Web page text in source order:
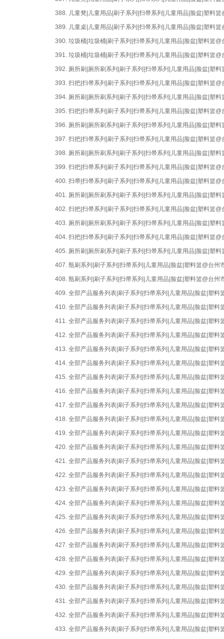
388. 儿童凳|儿童用品|刷子系列|扫帚系列|儿童用品|脸盆|塑料
389. 儿童桌|儿童用品|刷子系列|扫帚系列|儿童用品|脸盆|塑料
390. 垃圾桶|垃圾桶|刷子系列|扫帚系列|儿童用品|脸盆|塑料篮
391. 垃圾桶|垃圾桶|刷子系列|扫帚系列|儿童用品|脸盆|塑料篮
392. 厕所刷|厕所刷系列|刷子系列|扫帚系列|儿童用品|脸盆|塑
393. 扫把|扫帚系列|刷子系列|扫帚系列|儿童用品|脸盆|塑料篮
394. 厕所刷|厕所刷系列|刷子系列|扫帚系列|儿童用品|脸盆|塑
395. 扫把|扫帚系列|刷子系列|扫帚系列|儿童用品|脸盆|塑料篮
396. 厕所刷|厕所刷系列|刷子系列|扫帚系列|儿童用品|脸盆|塑
397. 扫把|扫帚系列|刷子系列|扫帚系列|儿童用品|脸盆|塑料篮
398. 厕所刷|厕所刷系列|刷子系列|扫帚系列|儿童用品|脸盆|塑
399. 扫把|扫帚系列|刷子系列|扫帚系列|儿童用品|脸盆|塑料篮
400. 扫帚|扫帚系列|刷子系列|扫帚系列|儿童用品|脸盆|塑料篮
401. 厕所刷|厕所刷系列|刷子系列|扫帚系列|儿童用品|脸盆|塑
402. 扫把|扫帚系列|刷子系列|扫帚系列|儿童用品|脸盆|塑料篮
403. 厕所刷|厕所刷系列|刷子系列|扫帚系列|儿童用品|脸盆|塑
404. 扫把|扫帚系列|刷子系列|扫帚系列|儿童用品|脸盆|塑料篮
405. 厕所刷|厕所刷系列|刷子系列|扫帚系列|儿童用品|脸盆|塑
407. 瓶刷系列|刷子系列|扫帚系列|儿童用品|脸盆|塑料篮@台州
408. 瓶刷系列|刷子系列|扫帚系列|儿童用品|脸盆|塑料篮@台州
409. 全部产品服务列表|刷子系列|扫帚系列|儿童用品|脸盆|塑料
410. 全部产品服务列表|刷子系列|扫帚系列|儿童用品|脸盆|塑料
411. 全部产品服务列表|刷子系列|扫帚系列|儿童用品|脸盆|塑料
412. 全部产品服务列表|刷子系列|扫帚系列|儿童用品|脸盆|塑料
413. 全部产品服务列表|刷子系列|扫帚系列|儿童用品|脸盆|塑料
414. 全部产品服务列表|刷子系列|扫帚系列|儿童用品|脸盆|塑料
415. 全部产品服务列表|刷子系列|扫帚系列|儿童用品|脸盆|塑料
416. 全部产品服务列表|刷子系列|扫帚系列|儿童用品|脸盆|塑料
417. 全部产品服务列表|刷子系列|扫帚系列|儿童用品|脸盆|塑料
418. 全部产品服务列表|刷子系列|扫帚系列|儿童用品|脸盆|塑料
419. 全部产品服务列表|刷子系列|扫帚系列|儿童用品|脸盆|塑料
420. 全部产品服务列表|刷子系列|扫帚系列|儿童用品|脸盆|塑料
421. 全部产品服务列表|刷子系列|扫帚系列|儿童用品|脸盆|塑料
422. 全部产品服务列表|刷子系列|扫帚系列|儿童用品|脸盆|塑料
423. 全部产品服务列表|刷子系列|扫帚系列|儿童用品|脸盆|塑料
424. 全部产品服务列表|刷子系列|扫帚系列|儿童用品|脸盆|塑料
425. 全部产品服务列表|刷子系列|扫帚系列|儿童用品|脸盆|塑料
426. 全部产品服务列表|刷子系列|扫帚系列|儿童用品|脸盆|塑料
427. 全部产品服务列表|刷子系列|扫帚系列|儿童用品|脸盆|塑料
428. 全部产品服务列表|刷子系列|扫帚系列|儿童用品|脸盆|塑料
429. 全部产品服务列表|刷子系列|扫帚系列|儿童用品|脸盆|塑料
430. 全部产品服务列表|刷子系列|扫帚系列|儿童用品|脸盆|塑料
431. 全部产品服务列表|刷子系列|扫帚系列|儿童用品|脸盆|塑料
432. 全部产品服务列表|刷子系列|扫帚系列|儿童用品|脸盆|塑料
433. 全部产品服务列表|刷子系列|扫帚系列|儿童用品|脸盆|塑料